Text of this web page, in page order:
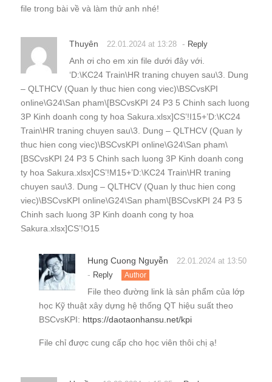
file trong bài về và làm thử anh nhé!
Thuyên 22.01.2024 at 13:28 - Reply
Anh ơi cho em xin file dưới đây với.
‘D:\KC24 Train\HR traning chuyen sau\3. Dung
– QLTHCV (Quan ly thuc hien cong viec)\BSCvsKPI
online\G24\San pham\[BSCvsKPI 24 P3 5 Chinh sach luong
3P Kinh doanh cong ty hoa Sakura.xlsx]CS’!I15+’D:\KC24
Train\HR traning chuyen sau\3. Dung – QLTHCV (Quan ly
thuc hien cong viec)\BSCvsKPI online\G24\San pham\
[BSCvsKPI 24 P3 5 Chinh sach luong 3P Kinh doanh cong
ty hoa Sakura.xlsx]CS’!M15+’D:\KC24 Train\HR traning
chuyen sau\3. Dung – QLTHCV (Quan ly thuc hien cong
viec)\BSCvsKPI online\G24\San pham\[BSCvsKPI 24 P3 5
Chinh sach luong 3P Kinh doanh cong ty hoa
Sakura.xlsx]CS’!O15
Hung Cuong Nguyễn 22.01.2024 at 13:50
- Reply Author
File theo đường link là sản phẩm của lớp
học Kỹ thuật xây dựng hệ thống QT hiệu suất theo
BSCvsKPI: https://daotaonhansu.net/kpi
File chỉ được cung cấp cho học viên thôi chị ạ!